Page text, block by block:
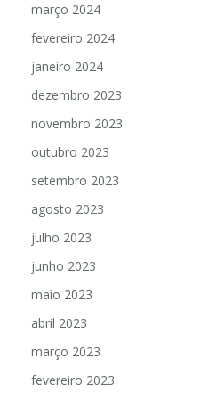
março 2024
fevereiro 2024
janeiro 2024
dezembro 2023
novembro 2023
outubro 2023
setembro 2023
agosto 2023
julho 2023
junho 2023
maio 2023
abril 2023
março 2023
fevereiro 2023